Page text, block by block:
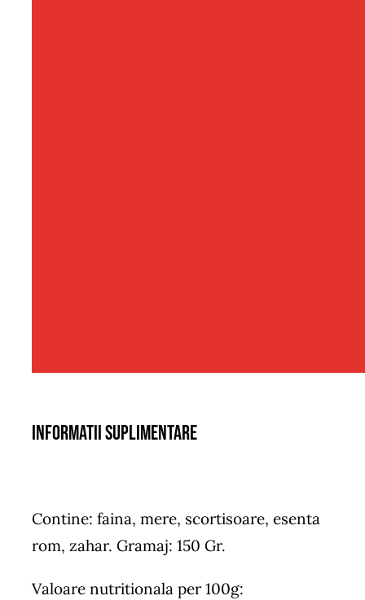
Informatii suplimentare
Contine: faina, mere, scortisoare, esenta
rom, zahar. Gramaj: 150 Gr.
Valoare nutritionala per 100g: